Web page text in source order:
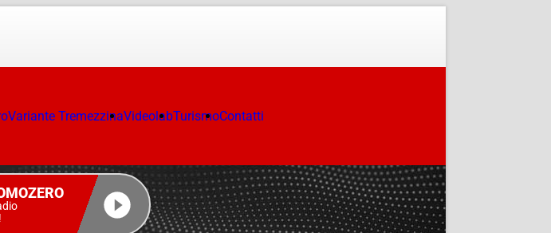
Variante TremezzinaVideolabTurismoContatti